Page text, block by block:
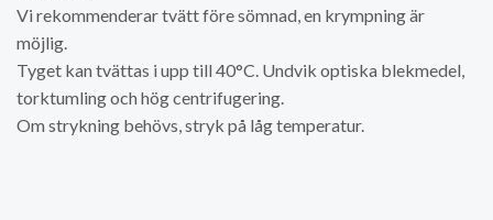
Vi rekommenderar tvätt före sömnad, en krympning är
möjlig.
Tyget kan tvättas i upp till 40°C. Undvik optiska blekmedel,
torktumling och hög centrifugering.
Om strykning behövs, stryk på låg temperatur.